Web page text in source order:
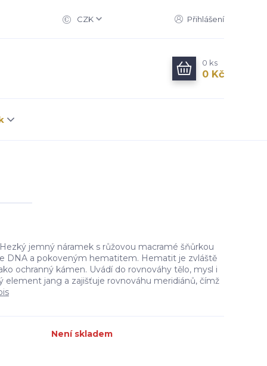
CZK Přihlášení
0 ks
0 Kč
jemný náramek s růžovou macramé šňůrkou
DNA a pokoveným hematitem. Hematit je zvláště
ochranný kámen. Uvádí do rovnováhy tělo, mysl i
element jang a zajišťuje rovnováhu meridiánů, čímž
Není skladem